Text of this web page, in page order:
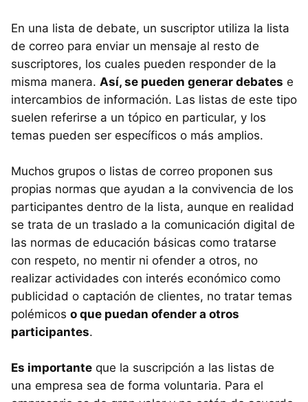
En una lista de debate, un suscriptor utiliza la lista
de correo para enviar un mensaje al resto de
suscriptores, los cuales pueden responder de la
misma manera. Así, se pueden generar debates e
intercambios de información. Las listas de este tipo
suelen referirse a un tópico en particular, y los
temas pueden ser específicos o más amplios.
Muchos grupos o listas de correo proponen sus
propias normas que ayudan a la convivencia de los
participantes dentro de la lista, aunque en realidad
se trata de un traslado a la comunicación digital de
las normas de educación básicas como tratarse
con respeto, no mentir ni ofender a otros, no
realizar actividades con interés económico como
publicidad o captación de clientes, no tratar temas
polémicos o que puedan ofender a otros
participantes.
Es importante que la suscripción a las listas de
una empresa sea de forma voluntaria. Para el